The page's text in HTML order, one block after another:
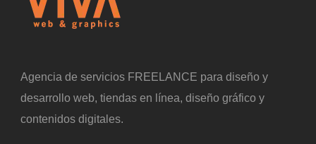
Agencia de servicios FREELANCE para diseño y
desarrollo web, tiendas en línea, diseño gráfico y
contenidos digitales.